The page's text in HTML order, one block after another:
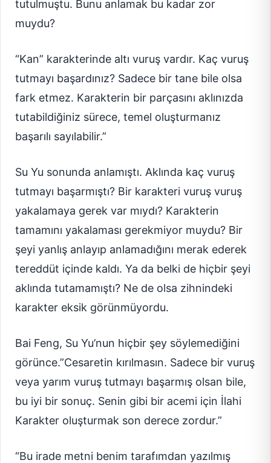
tutulmuştu. Bunu anlamak bu kadar zor
muydu?
“Kan” karakterinde altı vuruş vardır. Kaç vuruş
tutmayı başardınız? Sadece bir tane bile olsa
fark etmez. Karakterin bir parçasını aklınızda
tutabildiğiniz sürece, temel oluşturmanız
başarılı sayılabilir.”
Su Yu sonunda anlamıştı. Aklında kaç vuruş
tutmayı başarmıştı? Bir karakteri vuruş vuruş
yakalamaya gerek var mıydı? Karakterin
tamamını yakalaması gerekmiyor muydu? Bir
şeyi yanlış anlayıp anlamadığını merak ederek
tereddüt içinde kaldı. Ya da belki de hiçbir şeyi
aklında tutamamıştı? Ne de olsa zihnindeki
karakter eksik görünmüyordu.
Bai Feng, Su Yu’nun hiçbir şey söylemediğini
görünce.”Cesaretin kırılmasın. Sadece bir vuruş
veya yarım vuruş tutmayı başarmış olsan bile,
bu iyi bir sonuç. Senin gibi bir acemi için İlahi
Karakter oluşturmak son derece zordur.”
“Bu irade metni benim tarafımdan yazılmış